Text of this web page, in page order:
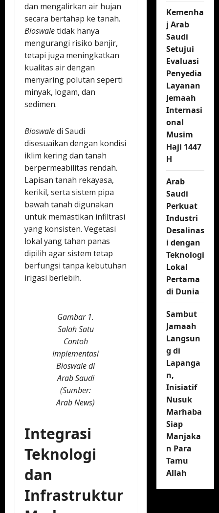
dan mengalirkan air hujan
secara bertahap ke tanah.
Bioswaletidak hanya
mengurangi risiko banjir,
tetapi juga meningkatkan
kualitas air dengan
menyaring polutan seperti
minyak, logam, dan
sedimen.
Bioswaledi Saudi
disesuaikan dengan kondisi
iklim kering dan tanah
berpermeabilitas rendah.
Lapisan tanah rekayasa,
kerikil, serta sistem pipa
bawah tanah digunakan
untuk memastikan infiltrasi
yang konsisten. Vegetasi
lokal yang tahan panas
dipilih agar sistem tetap
berfungsi tanpa kebutuhan
irigasi berlebih.
Gambar 1.
Salah Satu
Contoh
Implementasi
Bioswale di
Arab Saudi
(Sumber:
Arab News)
Integrasi
Teknologi
dan
Infrastruktur
Kemenha
j Arab
Saudi
Setujui
Evaluasi
Penyedia
Layanan
Jemaah
Internasi
onal
Musim
Haji 1447
H
Arab
Saudi
Perkuat
Industri
Desalinas
i dengan
Teknologi
Lokal
Pertama
di Dunia
Sambut
Jamaah
Langsun
g di
Lapanga
n,
Inisiatif
Nusuk
Marhaba
Siap
Manjaka
n Para
Tamu
Allah